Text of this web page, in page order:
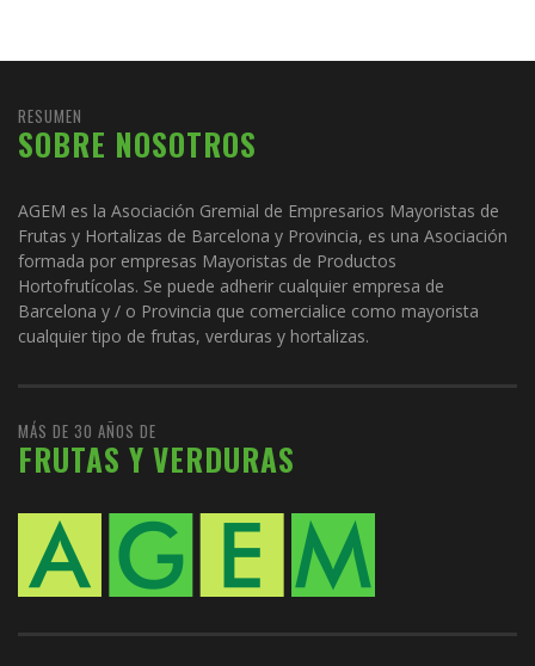
RESUMEN
SOBRE NOSOTROS
AGEM es la Asociación Gremial de Empresarios Mayoristas de
Frutas y Hortalizas de Barcelona y Provincia, es una Asociación
formada por empresas Mayoristas de Productos
Hortofrutícolas. Se puede adherir cualquier empresa de
Barcelona y / o Provincia que comercialice como mayorista
cualquier tipo de frutas, verduras y hortalizas.
MÁS DE 30 AÑOS DE
FRUTAS Y VERDURAS